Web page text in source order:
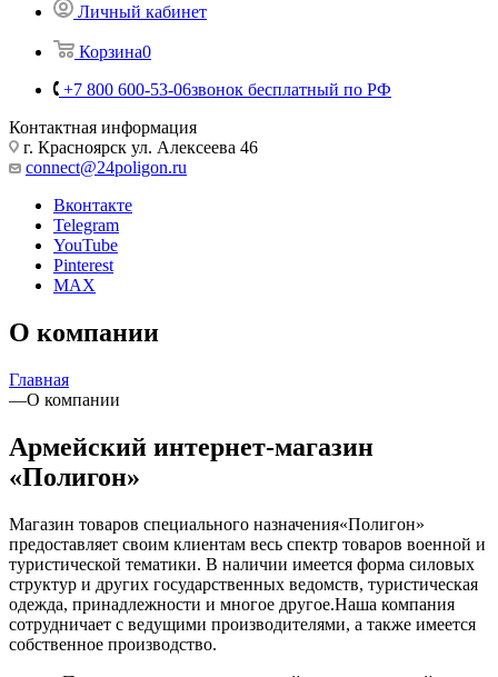
Личный кабинет
Корзина0
+7 800 600-53-06звонок бесплатный по РФ
Контактная информация
г. Красноярск ул. Алексеева 46
connect@24poligon.ru
Вконтакте
Telegram
YouTube
Pinterest
MAX
О компании
Главная
—О компании
Армейский интернет-магазин
«Полигон»
Магазин товаров специального назначения«Полигон»
предоставляет своим клиентам весь спектр товаров военной и
туристической тематики. В наличии имеется форма силовых
структур и других государственных ведомств, туристическая
одежда, принадлежности и многое другое.Наша компания
сотрудничает с ведущими производителями, а также имеется
собственное производство.